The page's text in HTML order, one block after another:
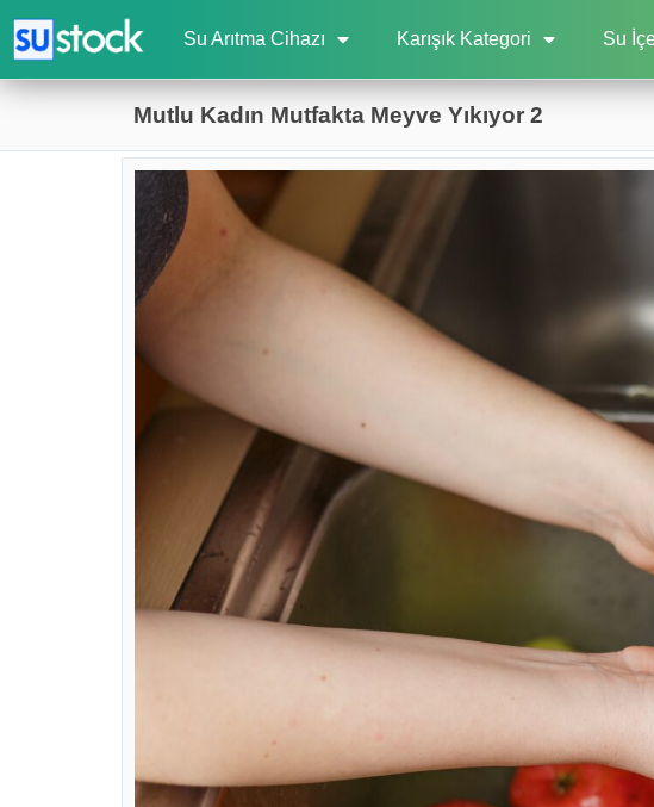
Su Arıtma Cihazı Karışık Kategori Su
Mutlu Kadın Mutfakta Meyve Yıkıyor 2